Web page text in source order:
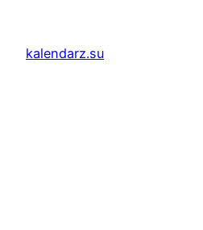
treścikalendarz.su